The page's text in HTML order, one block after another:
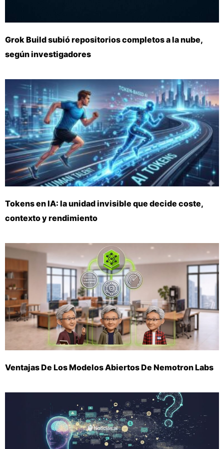
Grok Build subió repositorios completos a la nube,
según investigadores
Tokens en IA: la unidad invisible que decide coste,
contexto y rendimiento
Ventajas De Los Modelos Abiertos De Nemotron Labs